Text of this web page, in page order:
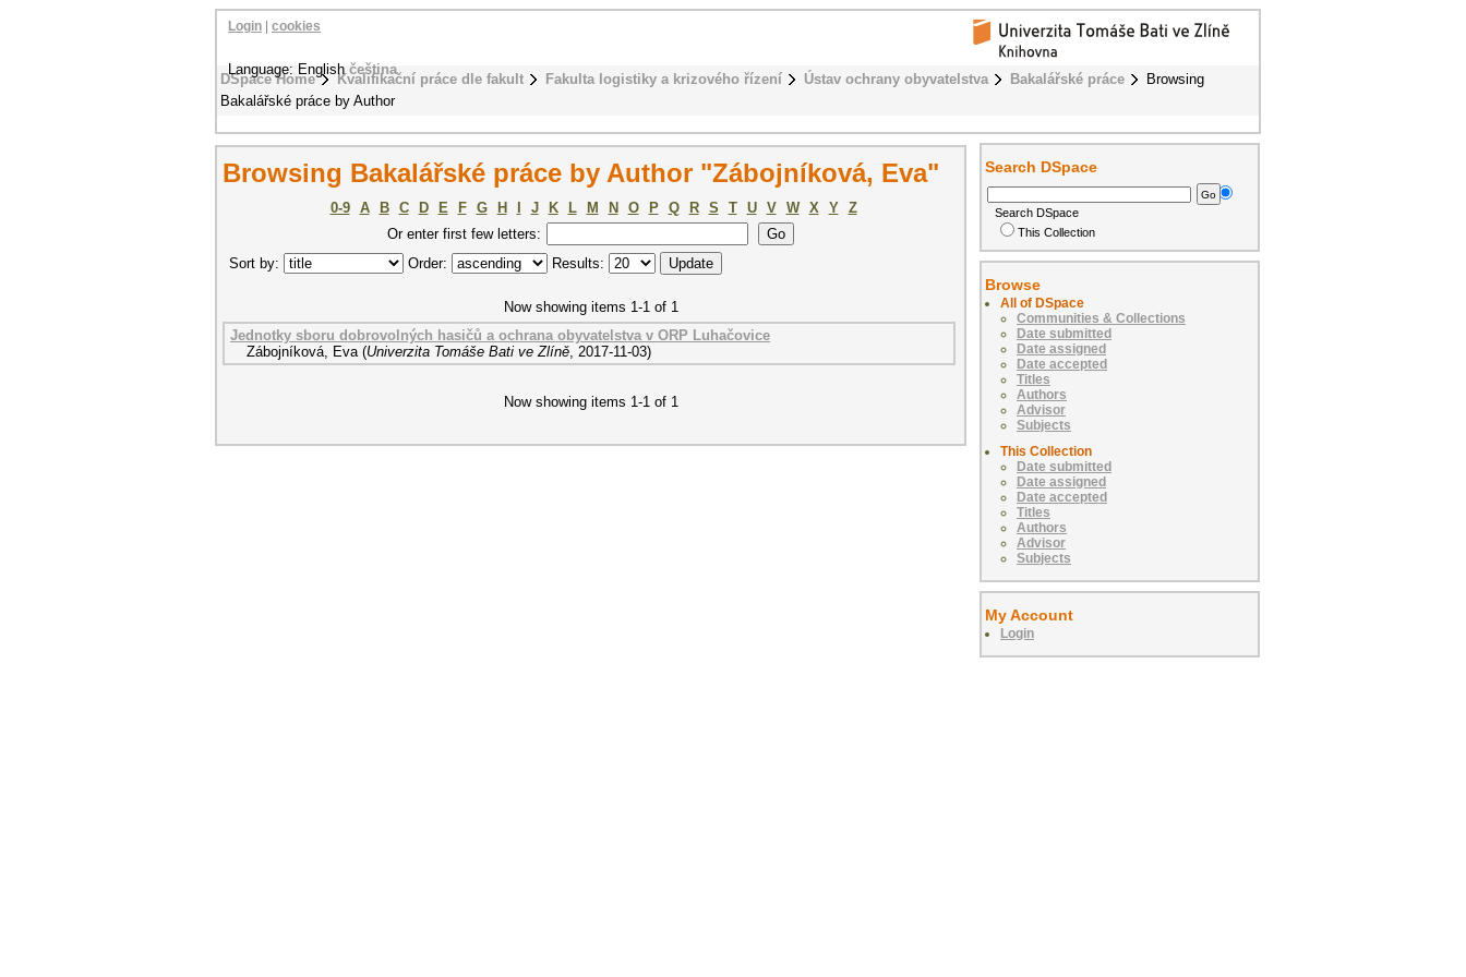
DSpace Home Kvalifikační práce dle fakult Fakulta logistiky a krizového řízení Ústav ochrany obyvatelstva Bakalářské práce
Browsing
Bakalářské práce by Author
Login cookies
Language: Englishčeština
Browsing Bakalářské práce by Author "Zábojníková, Eva"
0-9 A B C D E F G H J K L M N O P Q R S T U V W X Y
Z
Or enter first few letters:
Sort by:
Order: Results:
Now showing items 1-1 of 1
Jednotky sboru dobrovolných hasičů a ochrana obyvatelstva v ORP Luhačovice
Zábojníková, Eva (Univerzita Tomáše Bati ve Zlíně, 2017-11-03)
Now showing items 1-1 of 1
Search DSpace
Search DSpace
This Collection
Browse
All of DSpace
Communities & Collections
Date submitted
Date assigned
Date accepted
Titles
Authors
Advisor
Subjects
This Collection
Date submitted
Date assigned
Date accepted
Titles
Authors
Advisor
Subjects
My Account
Login